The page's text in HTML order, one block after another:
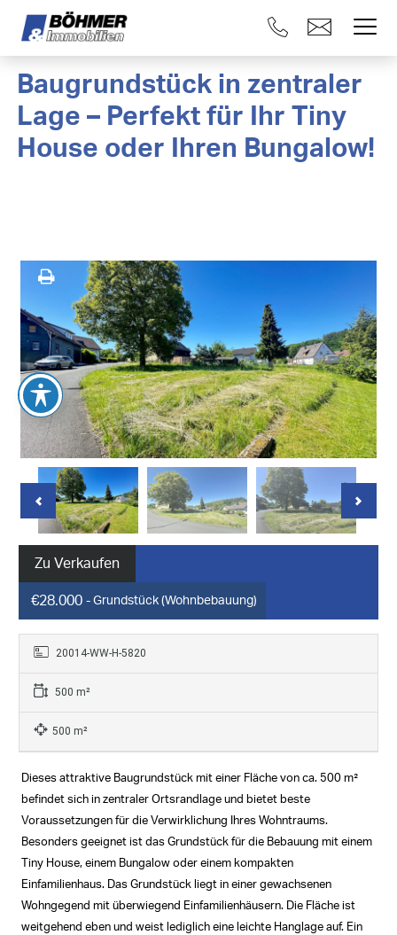
Zu Verkaufen
€28.000 - Grundstück (Wohnbebauung)
20014-WW-H-5820
500 m²
500 m²
Dieses attraktive Baugrundstück mit einer Fläche von ca. 500 m²
befindet sich in zentraler Ortsrandlage und bietet beste
Voraussetzungen für die Verwirklichung Ihres Wohntraums.
Besonders geeignet ist das Grundstück für die Bebauung mit einem
Tiny House, einem Bungalow oder einem kompakten
Einfamilienhaus. Das Grundstück liegt in einer gewachsenen
Wohngegend mit überwiegend Einfamilienhäusern. Die Fläche ist
weitgehend eben und weist lediglich eine leichte Hanglage auf. Ein